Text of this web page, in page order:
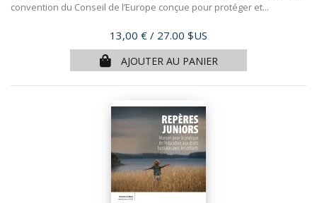
convention du Conseil de l’Europe conçue pour protéger et...
Prix
13,00 € / 27.00 $US
AJOUTER AU PANIER